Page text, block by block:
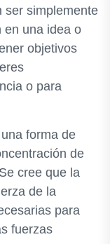
ser simplemente
en una idea o
objetivos
o para
forma de
de
cree que la
de la
para
fuerzas